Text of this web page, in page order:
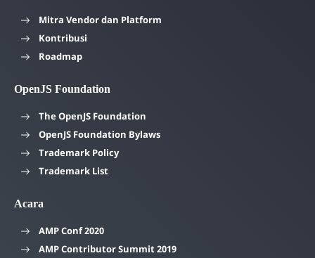
Mitra Vendor dan Platform
Kontribusi
Roadmap
OpenJS Foundation
The OpenJS Foundation
OpenJS Foundation Bylaws
Trademark Policy
Trademark List
Acara
AMP Conf 2020
AMP Contributor Summit 2019